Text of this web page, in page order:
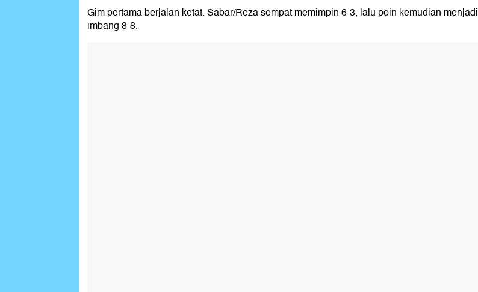
Gim pertama berjalan ketat. Sabar/Reza sempat memimpin 6-3, lalu poin kemudian menjadi
imbang 8-8.